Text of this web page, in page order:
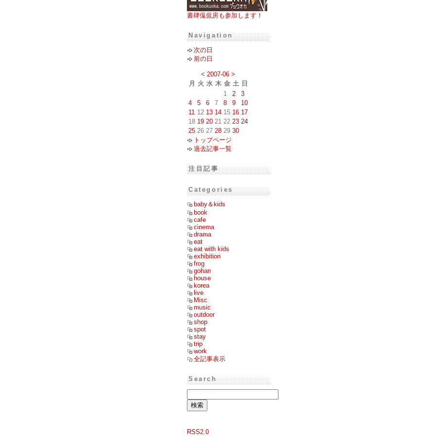
書肆侃侃房も参加します！
Navigation
次の日
前の日
< 2007-06 >
月
火 水 木 金 土 日
1
2
3
4
5 6 7 8 9
10
11 12 13 14 15 16 17
18 19 20 21 22 23 24
25 26 27 28 29 30
トップページ
過去記事一覧
注目記事
Categories
baby＆kids
book
cafe
cinema
drama
eat
eat with kids
exhibition
frog
gohan
house
korea
live
Misc
music
outdoor
shop
spot
stay
trip
work
全記事表示
Search
RSS2.0